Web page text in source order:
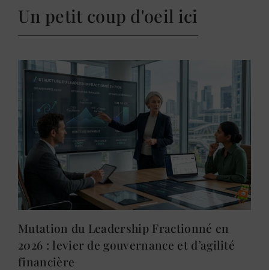
Un petit coup d'oeil ici
Mutation du Leadership Fractionné en
2026 : levier de gouvernance et d’agilité
financière